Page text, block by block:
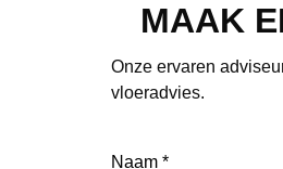
MAAK
Onze ervaren
vloeradvies.